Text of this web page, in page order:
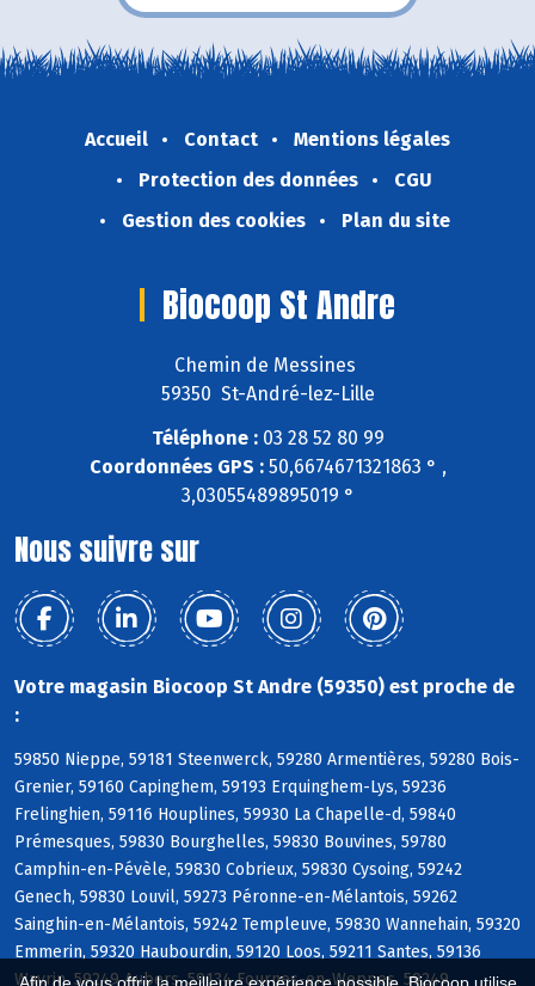
Accueil Contact
Mentions légales
Protection des données
CGU
Gestion des cookies
Plan du site
Biocoop St Andre
Chemin de Messines
59350 St-André-lez-Lille
Téléphone :03 28 52 80 99
Coordonnées GPS :50,6674671321863 ° ,
3,03055489895019 °
Nous suivre sur
Votre magasin Biocoop St Andre (59350) est proche de
:
59850 Nieppe, 59181 Steenwerck, 59280 Armentières, 59280 Bois-
Grenier, 59160 Capinghem, 59193 Erquinghem-Lys, 59236
Frelinghien, 59116 Houplines, 59930 La Chapelle-d, 59840
Prémesques, 59830 Bourghelles, 59830 Bouvines, 59780
Camphin-en-Pévèle, 59830 Cobrieux, 59830 Cysoing, 59242
Genech, 59830 Louvil, 59273 Péronne-en-Mélantois, 59262
Sainghin-en-Mélantois, 59242 Templeuve, 59830 Wannehain, 59320
Emmerin, 59320 Haubourdin, 59120 Loos, 59211 Santes, 59136
Wavrin, 59249 Aubers, 59134 Fournes-en-Weppes, 59249